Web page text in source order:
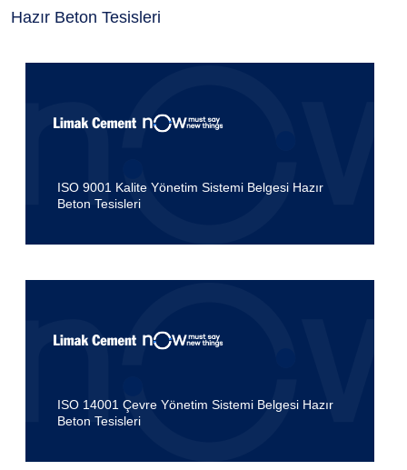
Hazır Beton Tesisleri
ISO 9001 Kalite Yönetim Sistemi Belgesi Hazır
Beton Tesisleri
ISO 14001 Çevre Yönetim Sistemi Belgesi Hazır
Beton Tesisleri